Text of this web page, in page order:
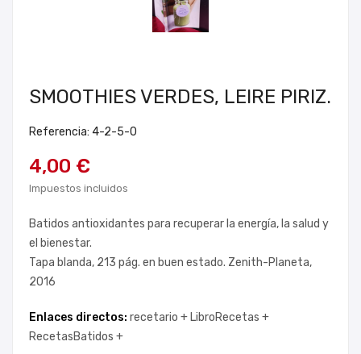
SMOOTHIES VERDES, LEIRE PIRIZ.
Referencia: 4-2-5-0
4,00 €
Impuestos incluidos
Batidos antioxidantes para recuperar la energía, la salud y
el bienestar.
Tapa blanda, 213 pág. en buen estado. Zenith-Planeta,
2016
Enlaces directos: recetario + LibroRecetas +
RecetasBatidos +